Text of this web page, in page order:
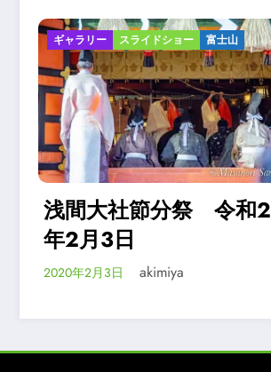
スライドショー 富士山 案内
浅間大社境内の富士山
ビューポイント
2020年1月25日 akimiya